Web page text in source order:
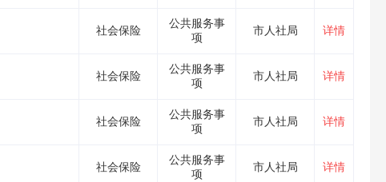
社会保险
公共服务事
项
市人社局 详情
社会保险
公共服务事
项
市人社局 详情
社会保险
公共服务事
项
市人社局 详情
社会保险
公共服务事
项
市人社局 详情